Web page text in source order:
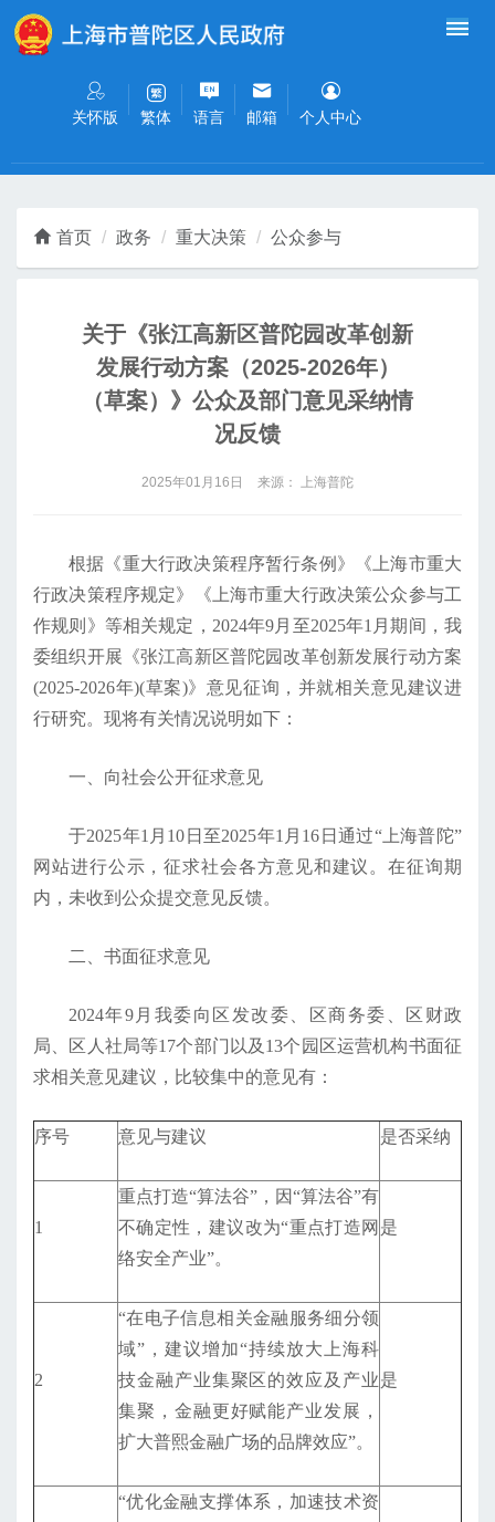
无障碍操作说明
关怀版 繁体 语言 邮箱 个人中心
首页 政务 重大决策 公众参与
关于《张江高新区普陀园改革创新
发展行动方案（2025-2026年）
（草案）》公众及部门意见采纳情
况反馈
2025年01月16日 来源： 上海普陀
根据《重大行政决策程序暂行条例》《上海市重大
行政决策程序规定》《上海市重大行政决策公众参与工
作规则》等相关规定，2024年9月至2025年1月期间，我
委组织开展《张江高新区普陀园改革创新发展行动方案
(2025-2026年)(草案)》意见征询，并就相关意见建议进
行研究。现将有关情况说明如下：
一、向社会公开征求意见
于2025年1月10日至2025年1月16日通过“上海普陀”
网站进行公示，征求社会各方意见和建议。在征询期
内，未收到公众提交意见反馈。
二、书面征求意见
2024年9月我委向区发改委、区商务委、区财政
局、区人社局等17个部门以及13个园区运营机构书面征
求相关意见建议，比较集中的意见有：
序号 意见与建议 是否采纳
1
重点打造“算法谷”，因“算法谷”有
不确定性，建议改为“重点打造网
络安全产业”。
是
2
“在电子信息相关金融服务细分领
域”，建议增加“持续放大上海科
技金融产业集聚区的效应及产业
集聚，金融更好赋能产业发展，
扩大普熙金融广场的品牌效应”。
是
“优化金融支撑体系，加速技术资